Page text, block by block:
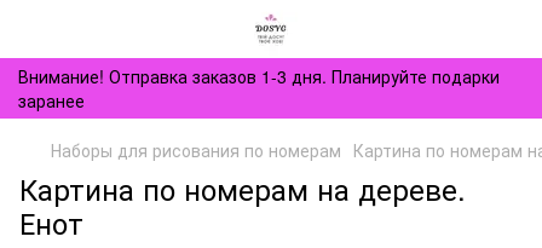
Внимание! Отправка заказов 1-3 дня. Планируйте подарки
заранее
Наборы для рисования по номерам Картина по номерам
Картина по номерам на дереве.
Енот